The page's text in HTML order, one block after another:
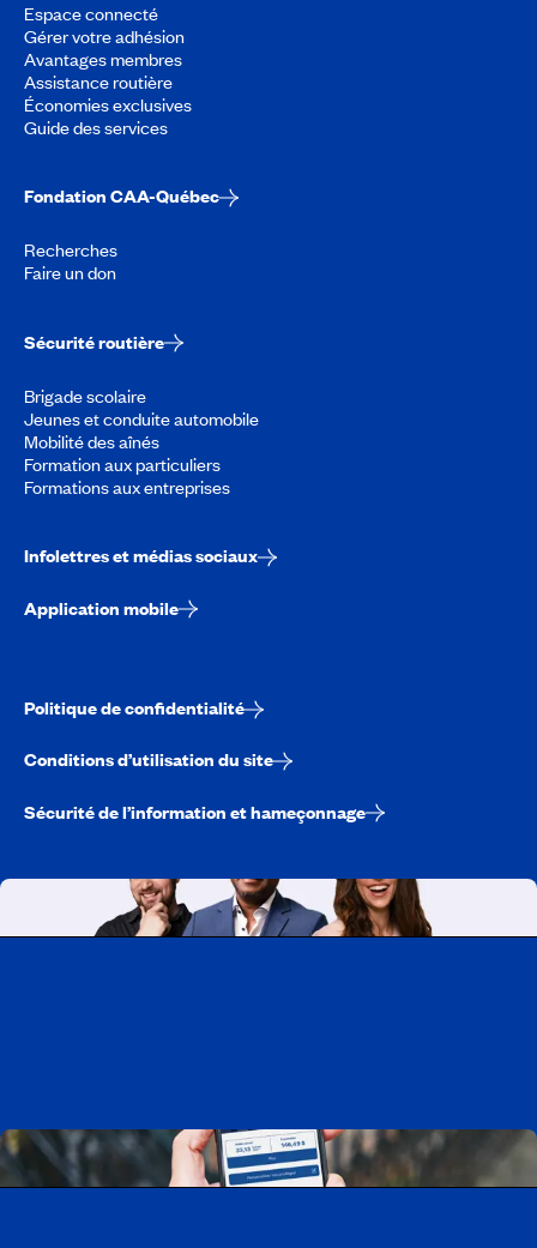
Espace connecté
Gérer votre adhésion
Avantages membres
Assistance routière
Économies exclusives
Guide des services
Fondation CAA-Québec
Recherches
Faire un don
Sécurité routière
Brigade scolaire
Jeunes et conduite automobile
Mobilité des aînés
Formation aux particuliers
Formations aux entreprises
Infolettres et médias sociaux
Application mobile
Politique de confidentialité
Conditions d’utilisation du site
Sécurité de l’information et hameçonnage